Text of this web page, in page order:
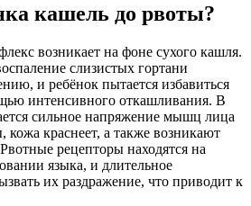
кашель до рвоты?
возникает на фоне сухого кашля.
слизистых гортани
и ребёнок пытается избавиться
интенсивного откашливания. В
сильное напряжение мышц лица
кожа краснеет, а также возникают
рецепторы находятся на
языка, и длительное
их раздражение, что приводит к